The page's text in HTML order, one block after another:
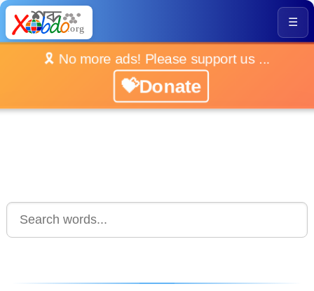
☰
🎗️ No more ads! Please support us ...
💝Donate